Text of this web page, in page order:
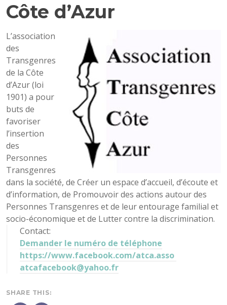
Côte d’Azur
L’association
des
Transgenres
de la Côte
d’Azur (loi
1901) a pour
buts de
favoriser
l’insertion
des
Personnes
Transgenres
dans la société, de Créer un espace d’accueil, d’écoute et
d’information, de Promouvoir des actions autour des
Personnes Transgenres et de leur entourage familial et
socio-économique et de Lutter contre la discrimination.
Contact:
Demander le numéro de téléphone
https://www.facebook.com/atca.asso
atcafacebook@yahoo.fr
SHARE THIS: